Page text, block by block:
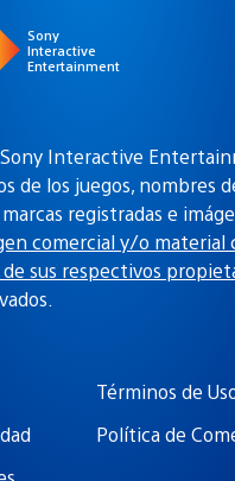
Sony
Interactive
Entertainment
Interactive
de los juegos, nombres
registradas e
comercial y/o material
sus respectivos
Términos de
Política de